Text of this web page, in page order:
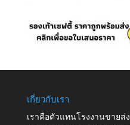
เกี่ยวกับเรา
เราคือตัวแทนโรงงานขายส่ง